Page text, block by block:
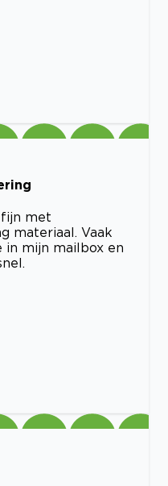
met
materiaal. Vaak
mijn mailbox en